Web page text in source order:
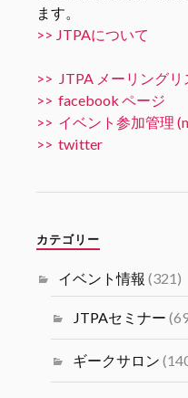
ミュニティ
JTPA@シリコン
ニアコミュニティ
11/15 6PM
とSVIF共催の
キングイベント
#シリコンバレ
ー
1 1
Load
ます。
>> JTPAについて
>> JTPA メーリングリ
>> facebook ページ
>> イベント参加管理
>> twitter
カテゴリー
イベント情報 (321)
JTPAセミナー
ギークサロン